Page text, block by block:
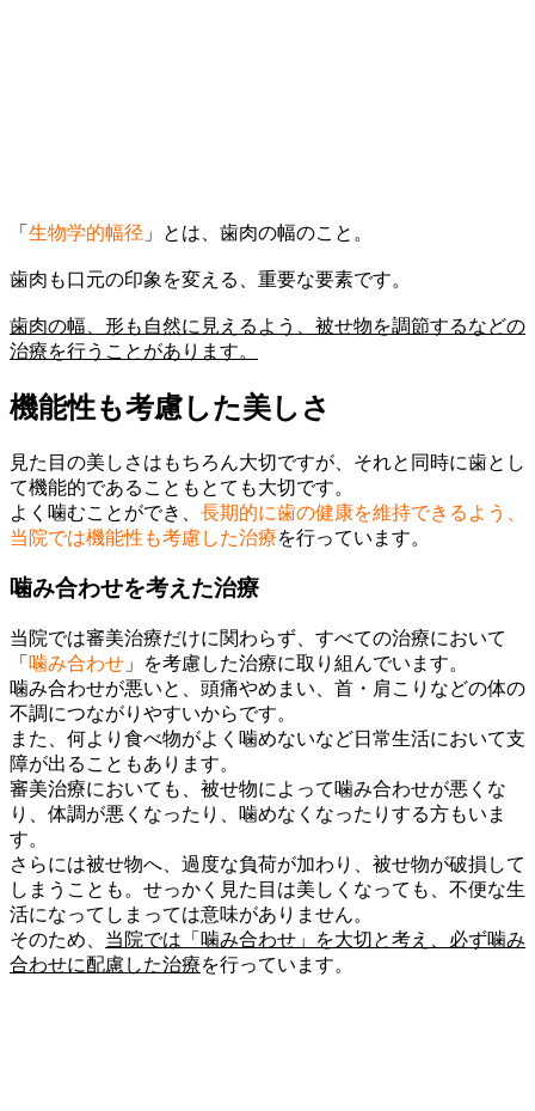
「 生物学的幅径 」 とは、歯肉の幅のこと。
歯肉も口元の印象を変える、重要な要素です。
歯肉の幅、形も自然に見えるよう、被せ物を調節するなどの
治療を行うことがあります。
機能性も考慮した美しさ
見た目の美しさはもちろん大切ですが、それと同時に歯とし
て機能的であることもとても大切です。
よく噛むことができ、 長期的に歯の健康を維持できるよう、
当院では機能性も考慮した治療を行っています。
噛み合わせを考えた治療
当院では審美治療だけに関わらず、すべての治療において
「 噛み合わせ 」を考慮した治療に取り組んでいます。
噛み合わせが悪いと、頭痛やめまい、首・肩こりなどの体の
不調につながりやすいからです。
また、何より食べ物がよく噛めないなど日常生活において支
障が出ることもあります。
審美治療においても、被せ物によって噛み合わせが悪くな
り、体調が悪くなったり、噛めなくなったりする方もいま
す。
さらには被せ物へ、過度な負荷が加わり、被せ物が破損して
しまうことも。せっかく見た目は美しくなっても、不便な生
活になってしまっては意味がありません。
そのため、 当院では「噛み合わせ」を大切と考え、必ず噛み
合わせに配慮した治療を行っています。